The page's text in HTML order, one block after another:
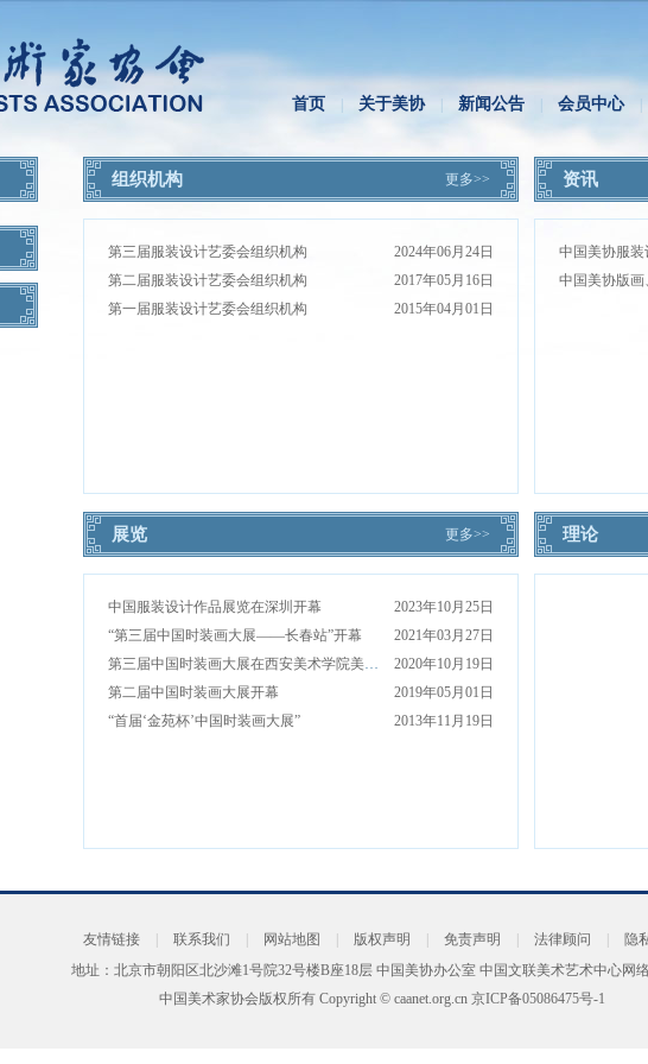
首页 关于美协 新闻公告 会员中心
组织机构 更多>>
第三届服装设计艺委会组织机构
2024年06月24日
第二届服装设计艺委会组织机构
2017年05月16日
第一届服装设计艺委会组织机构
2015年04月01日
资讯
展览 更多>>
中国服装设计作品展览在深圳开幕
2023年10月25日
“第三届中国时装画大展——长春站”开幕
2021年03月27日
第三届中国时装画大展在西安美术学院美术馆开幕
2020年10月19日
第二届中国时装画大展开幕
2019年05月01日
“首届‘金苑杯’中国时装画大展”
2013年11月19日
理论
友情链接 联系我们 网站地图 版权声明 免责声明 法律顾问
隐
地址：北京市朝阳区北沙滩1号院32号楼B座18层 中国美协办公室 中国文联美术艺术中心网
中国美术家协会版权所有 Copyright © caanet.org.cn 京ICP备05086475号-1